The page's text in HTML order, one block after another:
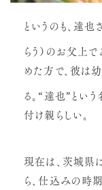
というのも、達也
らう）のお父上で
めた方で、彼は
る。“達也”とい
付け親らしい。
現在は、茨城県
ら、仕込みの時